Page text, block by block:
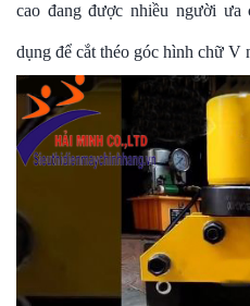
cao đang được nhiều người ưa
dụng để cắt théo góc hình chữ V